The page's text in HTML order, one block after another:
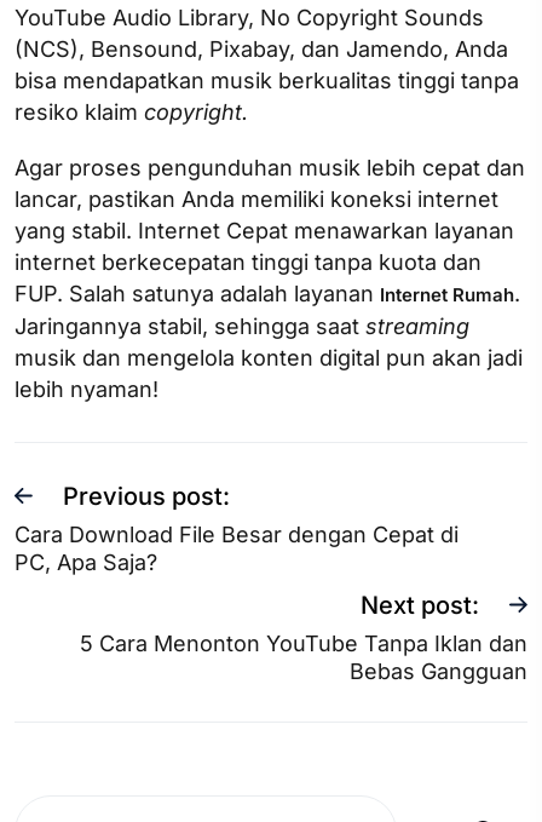
YouTube Audio Library, No Copyright Sounds
(NCS), Bensound, Pixabay, dan Jamendo, Anda
bisa mendapatkan musik berkualitas tinggi tanpa
resiko klaim copyright.
Agar proses pengunduhan musik lebih cepat dan
lancar, pastikan Anda memiliki koneksi internet
yang stabil. Internet Cepat menawarkan layanan
internet berkecepatan tinggi tanpa kuota dan
FUP. Salah satunya adalah layanan Internet Rumah.
Jaringannya stabil, sehingga saat streaming
musik dan mengelola konten digital pun akan jadi
lebih nyaman!
Previous post:
Cara Download File Besar dengan Cepat di
PC, Apa Saja?
Next post:
5 Cara Menonton YouTube Tanpa Iklan dan
Bebas Gangguan